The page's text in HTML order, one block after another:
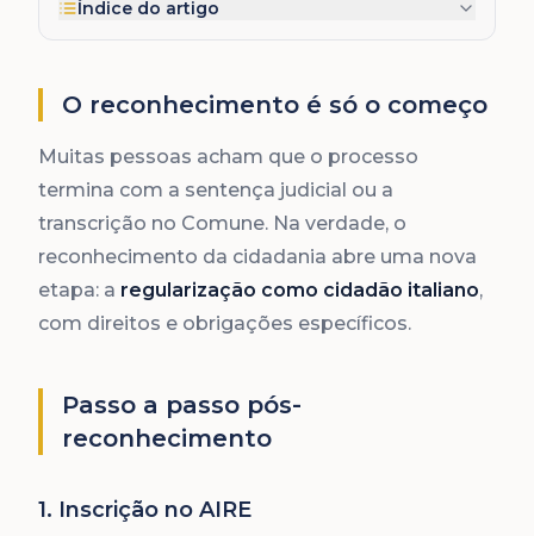
Índice do artigo
O reconhecimento é só o começo
Muitas pessoas acham que o processo
termina com a sentença judicial ou a
transcrição no Comune. Na verdade, o
reconhecimento da cidadania abre uma nova
etapa: a regularização como cidadão italiano,
com direitos e obrigações específicos.
Passo a passo pós-
reconhecimento
1. Inscrição no AIRE